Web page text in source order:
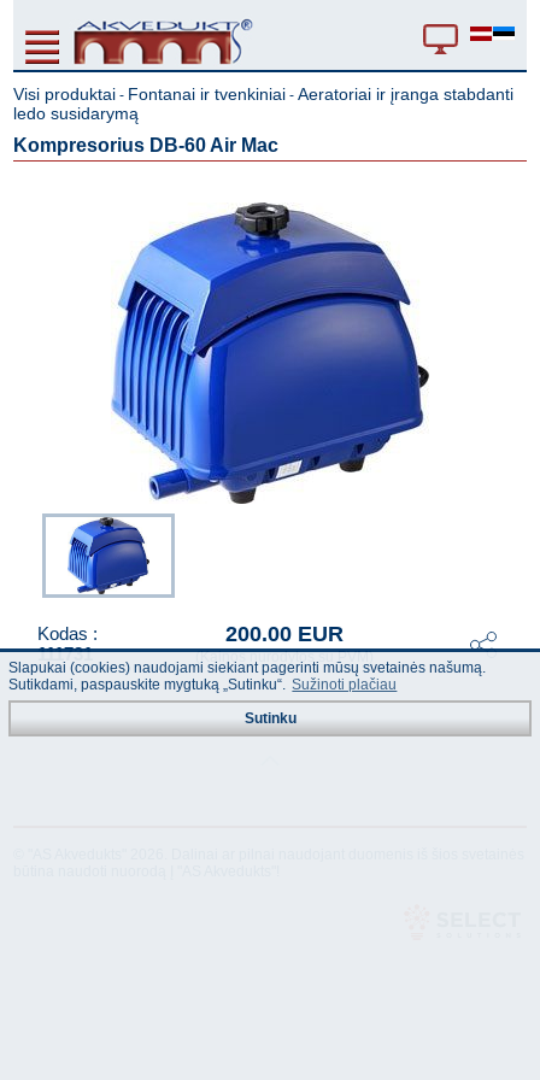
Visi produktai - Fontanai ir tvenkiniai -Aeratoriai ir įranga stabdanti
ledo susidarymą
Kompresorius DB-60 Air Mac
Kodas :
111731
200.00 EUR
(Kainos nurodytos su PVM)
Slapukai (cookies) naudojami siekiant pagerinti mūsų svetainės našumą.
Sutikdami, paspauskite mygtuką „Sutinku“. Sužinoti plačiau
Sutinku